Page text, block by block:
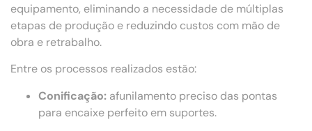
equipamento, eliminando a necessidade de múltiplas
etapas de produção e reduzindo custos com mão de
obra e retrabalho.
Entre os processos realizados estão:
Conificação: afunilamento preciso das pontas
para encaixe perfeito em suportes.